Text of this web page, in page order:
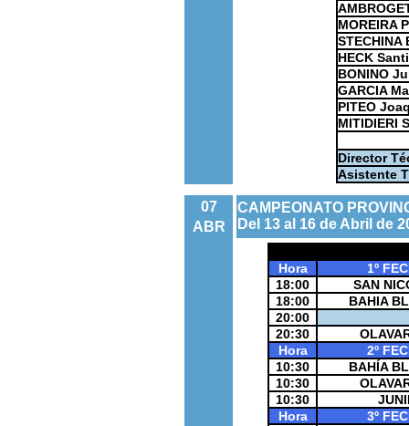
MOREIRA
HECK
BONINO
GARCIA
PITEO
MITIDIERI
Director
Asistente
07
ABR
CAMPEONATO
Del 13 al 16 de Abril de
Hora
1º
18:00
SAN
18:00
BAHIA
20:00
20:30
Hora
2º
10:30
BAHÍA
10:30
10:30
Hora
3º